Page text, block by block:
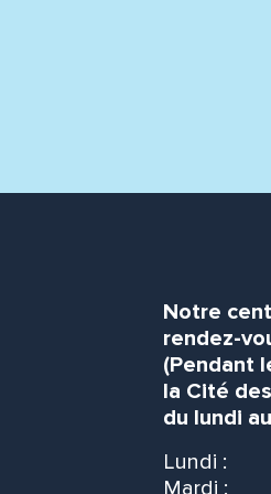
Notre
rendez-
(Pendant
la Cité
du lundi
Lundi :
Mardi :